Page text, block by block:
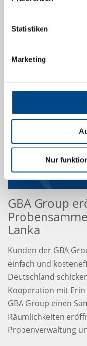
Statistiken
Marketing
Nur
GBA Group
Lanka
Kunden der GBA
einfach und
Deutschland
Kooperation mit
GBA Group einen
Räumlichkeiten
Probenverwaltung